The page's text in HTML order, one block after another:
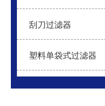
刮刀过滤器
塑料单袋式过滤器